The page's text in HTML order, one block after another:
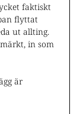
faktiskt
flyttat
ut allting.
in som
är